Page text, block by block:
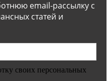
email-рассылку с
статей и
своих персональных